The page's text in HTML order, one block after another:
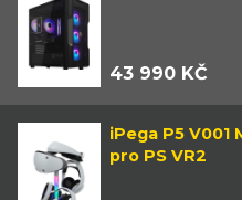
43 990 KČ
iPega P5
pro PS VR2